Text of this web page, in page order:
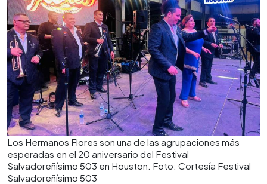
Los Hermanos Flores son una de las agrupaciones más
esperadas en el 20 aniversario del Festival
Salvadoreñísimo 503 en Houston. Foto: Cortesía Festival
Salvadoreñísimo 503